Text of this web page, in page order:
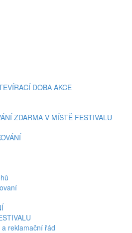
DOBA AKCE
ZDARMA V MÍSTĚ FESTIVALU
reklamační řád